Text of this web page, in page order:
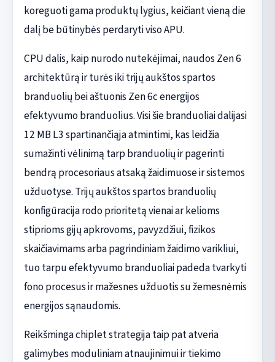
koreguoti gama produktų lygius, keičiant vieną die
dalį be būtinybės perdaryti viso APU.
CPU dalis, kaip nurodo nutekėjimai, naudos Zen 6
architektūrą ir turės iki trijų aukštos spartos
branduolių bei aštuonis Zen 6c energijos
efektyvumo branduolius. Visi šie branduoliai dalijasi
12 MB L3 spartinančiąja atmintimi, kas leidžia
sumažinti vėlinimą tarp branduolių ir pagerinti
bendrą procesoriaus atsaką žaidimuose ir sistemos
užduotyse. Trijų aukštos spartos branduolių
konfigūracija rodo prioritetą vienai ar kelioms
stiprioms gijų apkrovoms, pavyzdžiui, fizikos
skaičiavimams arba pagrindiniam žaidimo varikliui,
tuo tarpu efektyvumo branduoliai padeda tvarkyti
fono procesus ir mažesnes užduotis su žemesnėmis
energijos sąnaudomis.
Reikšminga chiplet strategija taip pat atveria
galimybes moduliniam atnaujinimui ir tiekimo